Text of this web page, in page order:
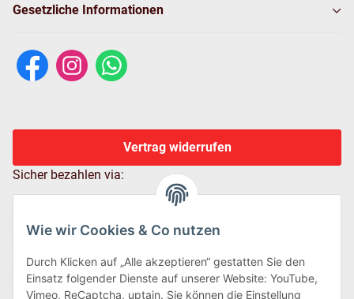
Wie wir Cookies & Co nutzen
Durch Klicken auf „Alle akzeptieren“ gestatten Sie den
Einsatz folgender Dienste auf unserer Website: YouTube,
Vimeo, ReCaptcha, uptain. Sie können die Einstellung
Gesetzliche Informationen
Vertrag widerrufen
Sicher bezahlen via: